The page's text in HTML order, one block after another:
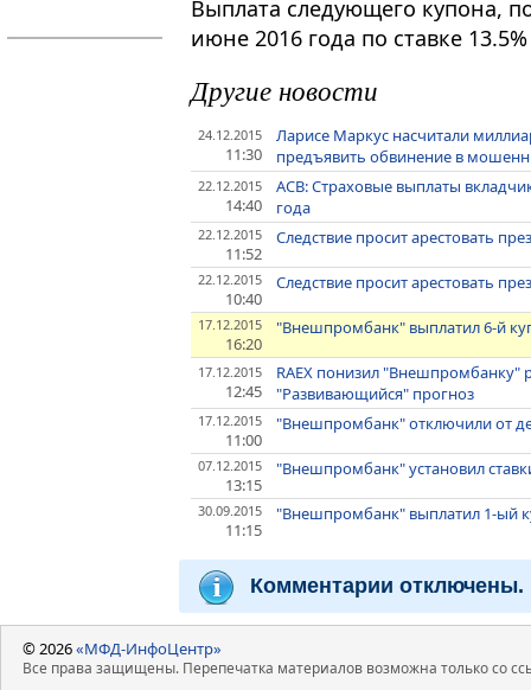
Выплата следующего купона,
июне 2016 года по ставке
Другие новости
24.12.2015
11:30
Ларисе Маркус насчитали
предъявить обвинение в
22.12.2015
14:40
АСВ: Страховые выплаты
года
22.12.2015
11:52
Следствие просит арестовать
22.12.2015
10:40
Следствие просит арестовать
17.12.2015
16:20
"Внешпромбанк" выплатил 6-й
17.12.2015
12:45
RAEX понизил "Внешпромбанку"
"Развивающийся" прогноз
17.12.2015
11:00
"Внешпромбанк" отключили от
07.12.2015
13:15
"Внешпромбанк" установил
30.09.2015
11:15
"Внешпромбанк" выплатил 1-ый
Комментарии отключены.
© 2026«МФД-ИнфоЦентр»
Все права защищены. Перепечатка материалов возможна только со